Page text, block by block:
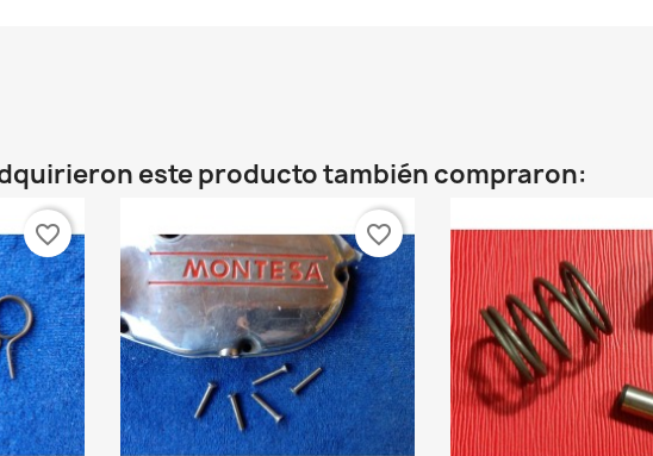
este producto también compraron:
favorite_border favorite_border